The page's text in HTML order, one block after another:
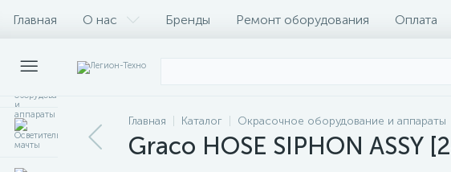
Главная О нас Бренды Ремонт оборудования Оплата
Главная Каталог Окрасочное оборудование и аппараты
Graco HOSE SIPHON ASSY